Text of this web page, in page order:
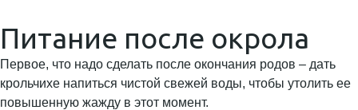
Питание после окрола
Первое, что надо сделать после окончания родов – дать
крольчихе напиться чистой свежей воды, чтобы утолить ее
повышенную жажду в этот момент.